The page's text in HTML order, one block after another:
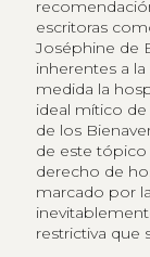
escritoras
Joséphine de
inherentes a
medida la
ideal mítico
de los
de este tópico
derecho de
marcado por
restrictiva que